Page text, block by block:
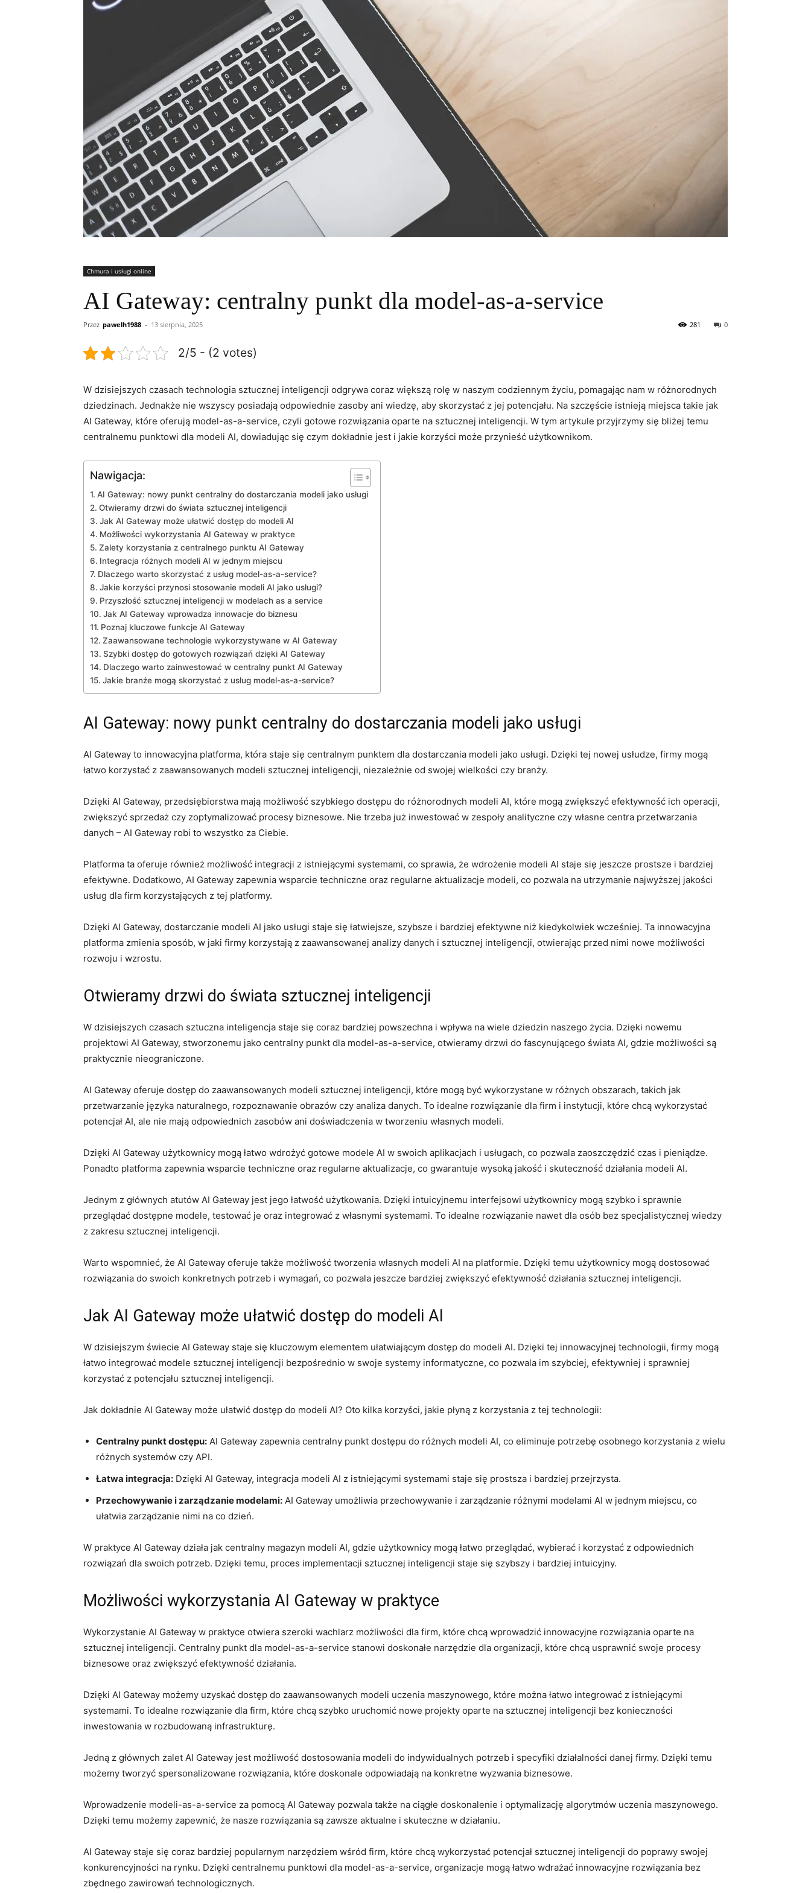
Chmura i usługi online
AI Gateway: centralny punkt dla model-as-a-service
Przez pawelh1988 - 13 sierpnia, 2025 0
281
2/5 - (2 votes)
W dzisiejszych ‍czasach technologia sztucznej⁢ inteligencji‌ odgrywa‌ coraz większą rolę w naszym codziennym‍ życiu, pomagając ⁤nam w różnorodnych
dziedzinach. Jednakże nie ‌wszyscy posiadają odpowiednie zasoby ani wiedzę, aby skorzystać ‍z jej potencjału. Na szczęście istnieją ​miejsca ⁤takie jak
AI Gateway, które⁣ oferują ‌model-as-a-service, czyli gotowe rozwiązania oparte na‍ sztucznej inteligencji. W tym‌ artykule przyjrzymy się bliżej temu
centralnemu punktowi dla modeli⁣ AI, dowiadując ​się czym dokładnie jest i​ jakie korzyści może‌ przynieść użytkownikom.
Nawigacja:
AI Gateway: nowy punkt centralny do dostarczania modeli jako usługi
Otwieramy drzwi do⁢ świata⁣ sztucznej inteligencji
Jak AI Gateway może ułatwić dostęp do modeli AI
Możliwości wykorzystania ‍AI Gateway w praktyce
Zalety korzystania z centralnego⁣ punktu AI Gateway
Integracja różnych modeli AI w jednym miejscu
Dlaczego warto skorzystać​ z ⁣usług model-as-a-service?
Jakie⁢ korzyści⁤ przynosi stosowanie ⁢modeli AI jako usługi?
Przyszłość sztucznej inteligencji w modelach as a service
Jak AI Gateway wprowadza innowacje do‍ biznesu
Poznaj kluczowe funkcje AI Gateway
Zaawansowane technologie wykorzystywane w AI ‍Gateway
Szybki dostęp do gotowych rozwiązań dzięki ⁤AI Gateway
Dlaczego warto zainwestować w centralny punkt AI Gateway
Jakie branże mogą skorzystać z usług model-as-a-service?
AI Gateway: nowy punkt centralny do dostarczania modeli jako usługi
AI Gateway to innowacyjna platforma, która staje się centralnym punktem dla dostarczania modeli jako usługi. Dzięki tej nowej usłudze, firmy mogą
łatwo ‌korzystać z zaawansowanych modeli sztucznej inteligencji, niezależnie od swojej wielkości​ czy branży.
Dzięki AI ⁣Gateway, przedsiębiorstwa mają ‍możliwość szybkiego dostępu⁤ do różnorodnych modeli AI, które mogą zwiększyć efektywność ich operacji,
zwiększyć sprzedaż ⁤czy zoptymalizować procesy​ biznesowe. Nie trzeba już inwestować w zespoły analityczne czy własne‌ centra ⁣przetwarzania
danych – AI ‍Gateway robi to wszystko za Ciebie.
Platforma ta oferuje również możliwość integracji z‌ istniejącymi systemami, co sprawia,​ że wdrożenie modeli ⁤AI‍ staje się jeszcze prostsze i bardziej
efektywne. Dodatkowo,​ AI Gateway zapewnia wsparcie techniczne oraz regularne aktualizacje​ modeli, co ‍pozwala na utrzymanie najwyższej jakości
usług⁣ dla firm ⁣korzystających z tej platformy.
Dzięki‍ AI⁣ Gateway, dostarczanie modeli AI jako usługi⁢ staje się łatwiejsze, ⁢szybsze i⁤ bardziej efektywne​ niż⁤ kiedykolwiek ⁤wcześniej. Ta innowacyjna
‌platforma zmienia sposób, w jaki firmy korzystają​ z zaawansowanej ​analizy danych i sztucznej inteligencji, otwierając przed⁤ nimi nowe możliwości
rozwoju i wzrostu.
Otwieramy drzwi do⁢ świata⁣ sztucznej inteligencji
W dzisiejszych czasach sztuczna inteligencja staje⁢ się coraz bardziej⁤ powszechna i wpływa⁢ na ‍wiele dziedzin naszego życia. Dzięki nowemu
‌projektowi AI Gateway, stworzonemu jako centralny punkt dla model-as-a-service, ​otwieramy drzwi do fascynującego świata AI, ‌gdzie⁤ możliwości są
⁢praktycznie ‍nieograniczone.
AI Gateway ⁣oferuje dostęp⁣ do zaawansowanych modeli sztucznej⁤ inteligencji, które mogą być wykorzystane w⁣ różnych obszarach, takich jak
przetwarzanie języka naturalnego, rozpoznawanie obrazów czy analiza danych. To idealne rozwiązanie dla firm i instytucji, które chcą ⁣wykorzystać
potencjał AI, ale ⁣nie mają ⁤odpowiednich zasobów ani doświadczenia ⁣w tworzeniu własnych ⁢modeli.
Dzięki⁣ AI Gateway użytkownicy mogą łatwo⁣ wdrożyć​ gotowe modele AI w swoich aplikacjach i usługach, co pozwala zaoszczędzić czas ​i pieniądze.
‍Ponadto platforma zapewnia wsparcie techniczne oraz regularne aktualizacje, co gwarantuje wysoką jakość i skuteczność działania modeli AI.
Jednym z głównych ​atutów AI Gateway jest jego łatwość użytkowania. Dzięki‌ intuicyjnemu ‍interfejsowi użytkownicy mogą szybko i sprawnie
przeglądać​ dostępne modele, testować je oraz integrować z własnymi systemami. To idealne ⁢rozwiązanie nawet dla osób ‍bez specjalistycznej wiedzy
z zakresu sztucznej​ inteligencji.
Warto wspomnieć, że AI Gateway oferuje także możliwość tworzenia własnych modeli⁣ AI na platformie. Dzięki temu użytkownicy mogą dostosować
rozwiązania⁢ do swoich⁣ konkretnych potrzeb ⁢i wymagań, co ⁢pozwala jeszcze bardziej zwiększyć efektywność działania sztucznej inteligencji.
Jak AI Gateway może ułatwić dostęp do modeli AI
W dzisiejszym świecie ​AI Gateway staje się kluczowym elementem ułatwiającym dostęp do modeli AI. Dzięki tej​ innowacyjnej‍ technologii, firmy⁣ mogą
łatwo integrować modele sztucznej inteligencji bezpośrednio ⁣w swoje systemy informatyczne, co pozwala‍ im szybciej, efektywniej i sprawniej
korzystać z potencjału sztucznej inteligencji.
Jak dokładnie ‌AI Gateway może ​ułatwić dostęp do modeli AI? ‌Oto kilka korzyści, jakie płyną ‍z korzystania z tej technologii:
Centralny⁣ punkt dostępu: AI Gateway zapewnia centralny punkt dostępu do⁣ różnych ⁢modeli AI, co ⁢eliminuje potrzebę osobnego korzystania z wielu
różnych ⁢systemów czy API.
Łatwa integracja: Dzięki AI​ Gateway, integracja modeli AI z ‍istniejącymi systemami staje się prostsza i bardziej przejrzysta.
Przechowywanie⁣ i zarządzanie modelami: AI Gateway umożliwia przechowywanie i zarządzanie różnymi modelami AI w jednym⁣ miejscu, co‍
ułatwia zarządzanie nimi na co dzień.
W ‌praktyce AI Gateway działa⁢ jak centralny ​magazyn modeli AI, gdzie użytkownicy ​mogą ⁤łatwo przeglądać, wybierać‌ i korzystać z ⁤odpowiednich
rozwiązań dla swoich potrzeb. Dzięki temu, proces implementacji⁢ sztucznej inteligencji ‌staje ‌się szybszy i bardziej intuicyjny.
Możliwości wykorzystania ‍AI Gateway w praktyce
Wykorzystanie​ AI Gateway w praktyce otwiera​ szeroki wachlarz możliwości​ dla firm,⁤ które ⁣chcą wprowadzić ‌innowacyjne rozwiązania oparte ⁢na
sztucznej ​inteligencji.​ Centralny punkt dla model-as-a-service stanowi ‍doskonałe narzędzie dla organizacji, które ‌chcą usprawnić swoje procesy⁢
biznesowe oraz zwiększyć efektywność działania.
Dzięki AI Gateway możemy uzyskać ⁤dostęp⁤ do zaawansowanych modeli uczenia maszynowego, które ‌można⁤ łatwo integrować z istniejącymi
systemami. To ​idealne rozwiązanie dla ⁣firm, które chcą szybko uruchomić nowe projekty oparte na sztucznej inteligencji bez konieczności
inwestowania w rozbudowaną infrastrukturę.
Jedną z głównych zalet ‍AI Gateway jest możliwość dostosowania modeli do indywidualnych⁣ potrzeb i ⁣specyfiki działalności danej firmy. Dzięki temu​
możemy ​tworzyć ​spersonalizowane ⁤rozwiązania, które doskonale odpowiadają na ⁤konkretne wyzwania biznesowe.
Wprowadzenie modeli-as-a-service za pomocą AI ‍Gateway pozwala także na ciągłe ⁢doskonalenie i optymalizację algorytmów uczenia⁢ maszynowego. ​
Dzięki temu możemy zapewnić, że ‌nasze ‍rozwiązania ⁢są zawsze aktualne i skuteczne w działaniu.
AI Gateway staje się coraz bardziej popularnym narzędziem wśród ‍firm,‌ które chcą wykorzystać potencjał ⁤sztucznej inteligencji do poprawy swojej
konkurencyjności​ na rynku. Dzięki centralnemu punktowi dla model-as-a-service, organizacje mogą łatwo wdrażać innowacyjne ‍rozwiązania ‌bez
zbędnego zawirowań technologicznych.